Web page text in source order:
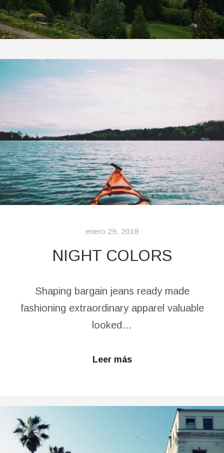
enero 29, 2018
NIGHT COLORS
Shaping bargain jeans ready made
fashioning extraordinary apparel valuable
looked…
Leer más